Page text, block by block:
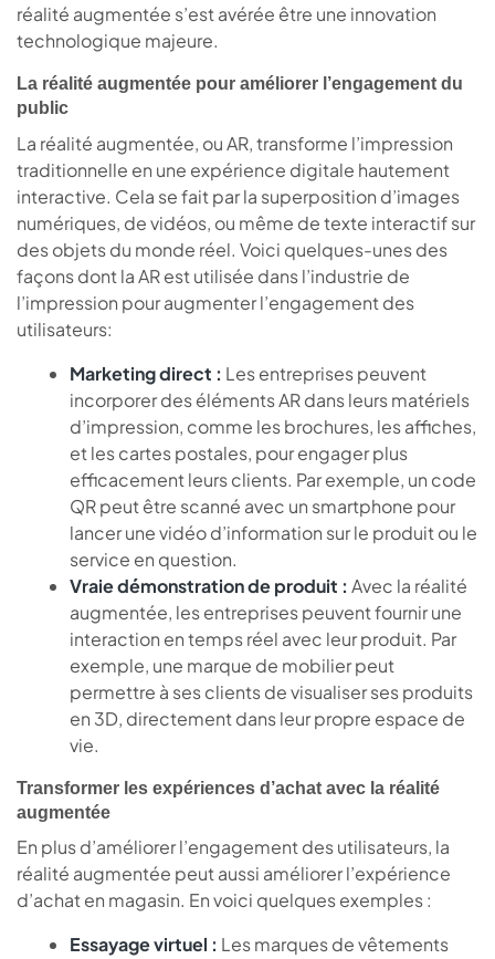
réalité augmentée s’est avérée être une innovation
technologique majeure.
La réalité augmentée pour améliorer l’engagement du
public
La réalité augmentée, ou AR, transforme l’impression
traditionnelle en une expérience digitale hautement
interactive. Cela se fait par la superposition d’images
numériques, de vidéos, ou même de texte interactif sur
des objets du monde réel. Voici quelques-unes des
façons dont la AR est utilisée dans l’industrie de
l’impression pour augmenter l’engagement des
utilisateurs:
Marketing direct : Les entreprises peuvent
incorporer des éléments AR dans leurs matériels
d’impression, comme les brochures, les affiches,
et les cartes postales, pour engager plus
efficacement leurs clients. Par exemple, un code
QR peut être scanné avec un smartphone pour
lancer une vidéo d’information sur le produit ou le
service en question.
Vraie démonstration de produit : Avec la réalité
augmentée, les entreprises peuvent fournir une
interaction en temps réel avec leur produit. Par
exemple, une marque de mobilier peut
permettre à ses clients de visualiser ses produits
en 3D, directement dans leur propre espace de
vie.
Transformer les expériences d’achat avec la réalité
augmentée
En plus d’améliorer l’engagement des utilisateurs, la
réalité augmentée peut aussi améliorer l’expérience
d’achat en magasin. En voici quelques exemples :
Essayage virtuel : Les marques de vêtements